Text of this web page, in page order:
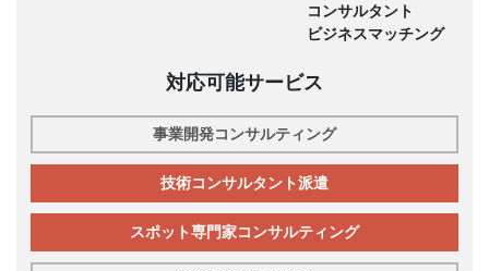
コンサルタント
ビジネスマッチング
対応可能サービス
事業開発コンサルティング
技術コンサルタント派遣
スポット専門家コンサルティング